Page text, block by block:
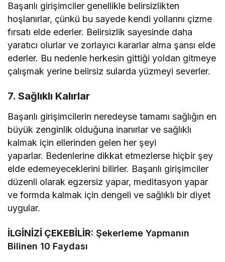
Başarılı girişimciler genellikle belirsizlikten
hoşlanırlar, çünkü bu sayede kendi yollarını çizme
fırsatı elde ederler. Belirsizlik sayesinde daha
yaratıcı olurlar ve zorlayıcı kararlar alma şansı elde
ederler. Bu nedenle herkesin gittiği yoldan gitmeye
çalışmak yerine belirsiz sularda yüzmeyi severler.
7. Sağlıklı Kalırlar
Başarılı girişimcilerin neredeyse tamamı sağlığın en
büyük zenginlik olduğuna inanırlar ve sağlıklı
kalmak için ellerinden gelen her şeyi
yaparlar. Bedenlerine dikkat etmezlerse hiçbir şey
elde edemeyeceklerini bilirler. Başarılı girişimciler
düzenli olarak egzersiz yapar, meditasyon yapar
ve formda kalmak için dengeli ve sağlıklı bir diyet
uygular.
İLGİNİZİ ÇEKEBİLİR: Şekerleme Yapmanın
Bilinen 10 Faydası